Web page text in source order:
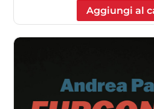
Aggiungi al